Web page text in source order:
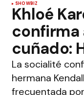
SHOWBIZ
Khloé
confirma
cuñado:
La socialité
hermana
frecuentada